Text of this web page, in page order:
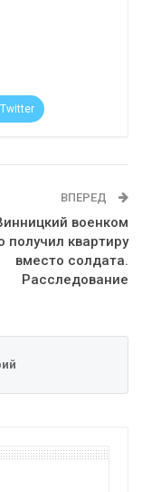
Twitter
ВПЕРЕД
военком
получил квартиру
вместо солдата.
Расследование